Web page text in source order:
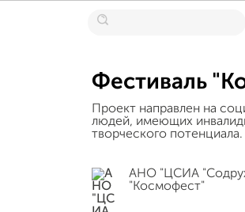
Фестиваль
Проект направлен на
людей, имеющих
творческого потенциала.
АНО "ЦСИА
"Космофест"